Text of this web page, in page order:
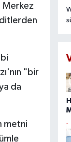
Merkez
"bir
da
metni